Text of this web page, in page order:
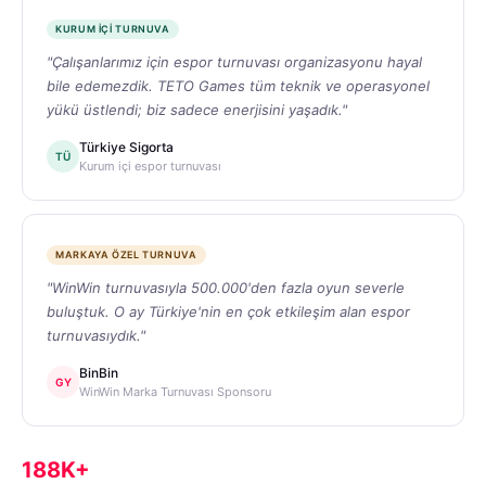
KURUM IÇI TURNUVA
"Çalışanlarımız için espor turnuvası organizasyonu hayal
bile edemezdik. TETO Games tüm teknik ve operasyonel
yükü üstlendi; biz sadece enerjisini yaşadık."
TÜ
Türkiye Sigorta
Kurum içi espor turnuvası
MARKAYA ÖZEL TURNUVA
"WinWin turnuvasıyla 500.000'den fazla oyun severle
buluştuk. O ay Türkiye'nin en çok etkileşim alan espor
turnuvasıydık."
GY
BinBin
WinWin Marka Turnuvası Sponsoru
188K+